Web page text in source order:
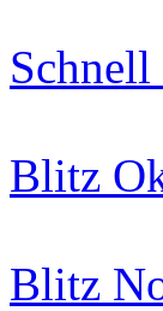
Blitz
Blitz